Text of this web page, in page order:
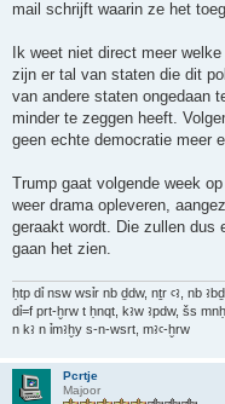
mail schrijft waarin ze het
Ik weet niet direct meer
zijn er tal van staten die dit
van andere staten ongedaan
minder te zeggen heeft.
geen echte democratie meer
Trump gaat volgende week
weer drama opleveren,
geraakt wordt. Die zullen dus
gaan het zien.
ḥtp dỉ nsw wsỉr nb ḏdw, nṯr ꜥꜣ, nb
dỉ=f prt-ḫrw t ḥnqt, kꜣw ꜣpdw, šs
n kꜣ n ỉmꜣḫy s-n-wsrt, mꜣꜥ-ḫrw
Pcrtje
Majoor